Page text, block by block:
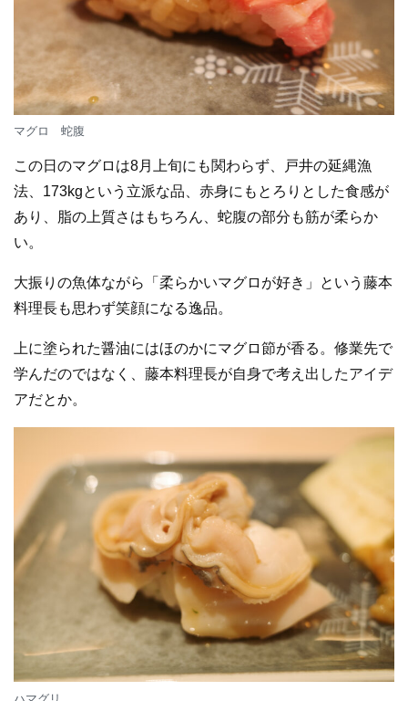
マグロ 蛇腹
この日のマグロは8月上旬にも関わらず、戸井の延縄漁
法、173kgという立派な品、赤身にもとろりとした食感が
あり、脂の上質さはもちろん、蛇腹の部分も筋が柔らか
い。
大振りの魚体ながら「柔らかいマグロが好き」という藤本
料理長も思わず笑顔になる逸品。
上に塗られた醤油にはほのかにマグロ節が香る。修業先で
学んだのではなく、藤本料理長が自身で考え出したアイデ
アだとか。